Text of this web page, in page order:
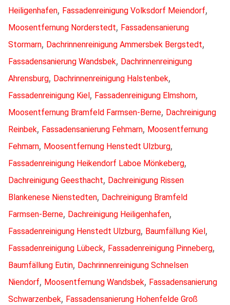
Heiligenhafen, Fassadenreinigung Volksdorf Meiendorf,
Moosentfernung Norderstedt, Fassadensanierung
Stormarn, Dachrinnenreinigung Ammersbek Bergstedt,
Fassadensanierung Wandsbek, Dachrinnenreinigung
Ahrensburg, Dachrinnenreinigung Halstenbek,
Fassadenreinigung Kiel, Fassadenreinigung Elmshorn,
Moosentfernung Bramfeld Farmsen-Berne, Dachreinigung
Reinbek, Fassadensanierung Fehmarn, Moosentfernung
Fehmarn, Moosentfernung Henstedt Ulzburg,
Fassadenreinigung Heikendorf Laboe Mönkeberg,
Dachreinigung Geesthacht, Dachreinigung Rissen
Blankenese Nienstedten, Dachreinigung Bramfeld
Farmsen-Berne, Dachreinigung Heiligenhafen,
Fassadenreinigung Henstedt Ulzburg, Baumfällung Kiel,
Fassadenreinigung Lübeck, Fassadenreinigung Pinneberg,
Baumfällung Eutin, Dachrinnenreinigung Schnelsen
Niendorf, Moosentfernung Wandsbek, Fassadensanierung
Schwarzenbek, Fassadensanierung Hohenfelde Groß